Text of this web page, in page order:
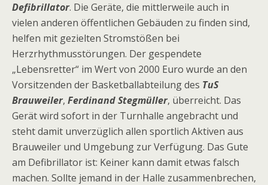
Defibrillator. Die Geräte, die mittlerweile auch in
vielen anderen öffentlichen Gebäuden zu finden sind,
helfen mit gezielten Stromstößen bei
Herzrhythmusstörungen. Der gespendete
„Lebensretter“ im Wert von 2000 Euro wurde an den
Vorsitzenden der Basketballabteilung des TuS
Brauweiler, Ferdinand Stegmüller, überreicht. Das
Gerät wird sofort in der Turnhalle angebracht und
steht damit unverzüglich allen sportlich Aktiven aus
Brauweiler und Umgebung zur Verfügung. Das Gute
am Defibrillator ist: Keiner kann damit etwas falsch
machen. Sollte jemand in der Halle zusammenbrechen,